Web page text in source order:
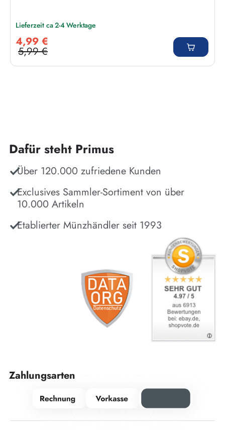
Lieferzeit ca 2-4 Werktage
4,99 €
Regulärer Preis:
5,99 €
Dafür steht Primus
Über 120.000 zufriedene Kunden
Exclusives Sammler-Sortiment von über
10.000 Artikeln
Etablierter Münzhändler seit 1993
Zahlungsarten